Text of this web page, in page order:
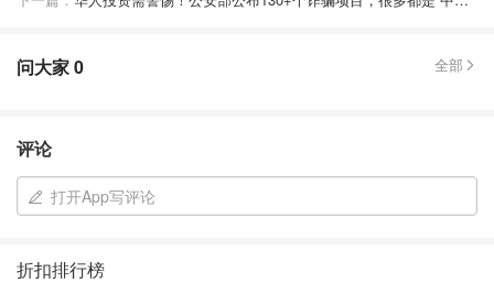
问大家0 全部
评论
打开App写评论
折扣排行榜